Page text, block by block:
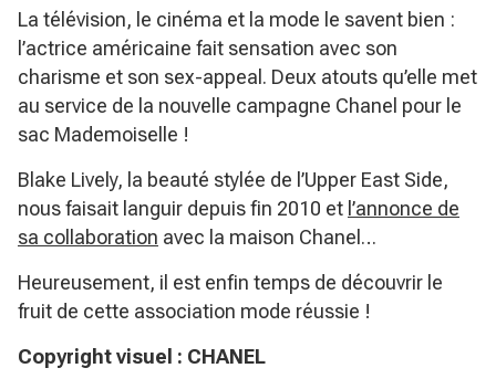
La télévision, le cinéma et la mode le savent bien :
l’actrice américaine fait sensation avec son
charisme et son sex-appeal. Deux atouts qu’elle met
au service de la nouvelle campagne Chanel pour le
sac Mademoiselle !
Blake Lively, la beauté stylée de l’Upper East Side,
nous faisait languir depuis fin 2010 et l’annonce de
sa collaboration avec la maison Chanel…
Heureusement, il est enfin temps de découvrir le
fruit de cette association mode réussie !
Copyright visuel : CHANEL